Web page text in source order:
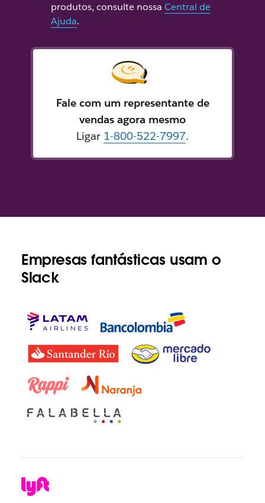
produtos, consulte nossa Central de
Ajuda.
Fale com um representante de
vendas agora mesmo
Ligar 1-800-522-7997.
Empresas fantásticas usam o
Slack